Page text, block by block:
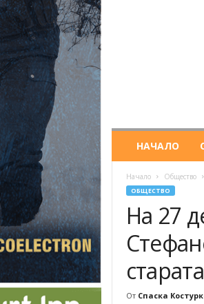
НАЧАЛО
Начало Общество
ОБЩЕСТВО
На 27
От Спаска